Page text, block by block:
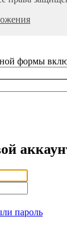
формы
пароль